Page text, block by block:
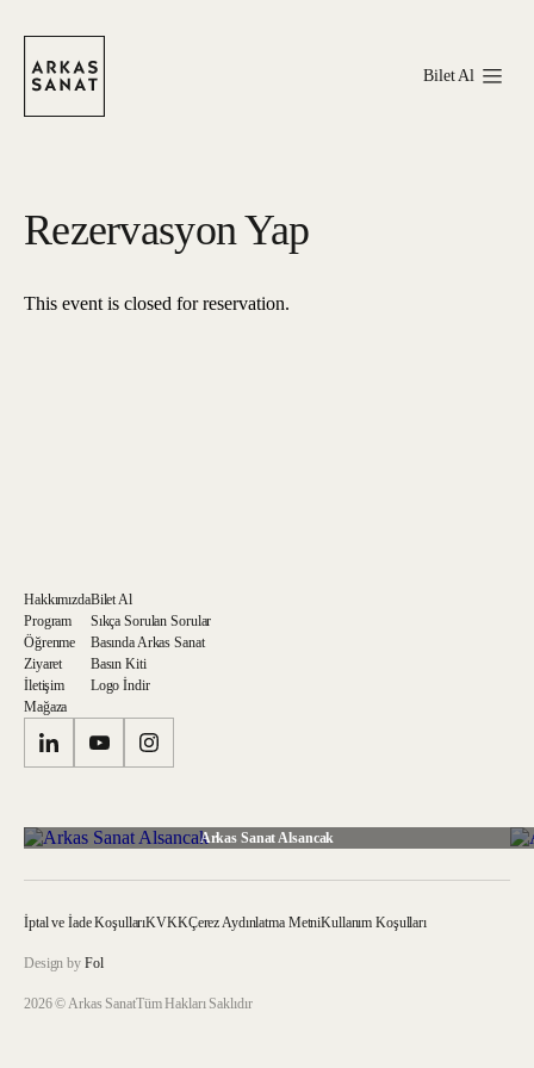
Bilet Al
Rezervasyon Yap
This event is closed for reservation.
Hakkımızda
Program
Öğrenme
Ziyaret
İletişim
Mağaza
Bilet Al
Sıkça Sorulan Sorular
Basında Arkas Sanat
Basın Kiti
Logo İndir
Arkas Sanat Alsancak
2026 © Arkas SanatTüm Hakları Saklıdır
İptal ve İade KoşullarıKVKKÇerez Aydınlatma MetniKullanım Koşulları
Design by Fol